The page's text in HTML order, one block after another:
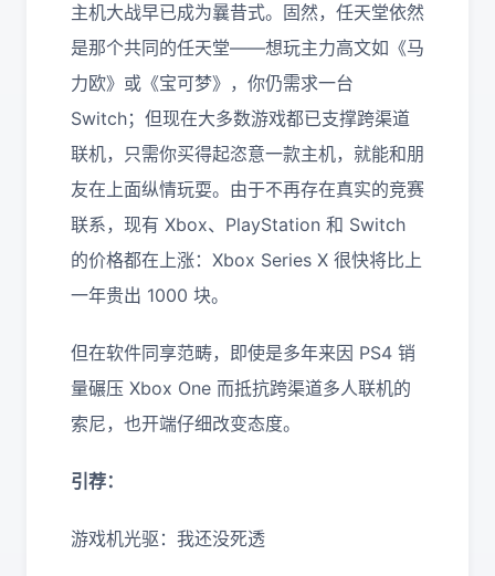
主机大战早已成为曩昔式。固然，任天堂依然
是那个共同的任天堂——想玩主力高文如《马
力欧》或《宝可梦》，你仍需求一台
Switch；但现在大多数游戏都已支撑跨渠道
联机，只需你买得起恣意一款主机，就能和朋
友在上面纵情玩耍。由于不再存在真实的竞赛
联系，现有 Xbox、PlayStation 和 Switch
的价格都在上涨：Xbox Series X 很快将比上
一年贵出 1000 块。
但在软件同享范畴，即使是多年来因 PS4 销
量碾压 Xbox One 而抵抗跨渠道多人联机的
索尼，也开端仔细改变态度。
引荐：
游戏机光驱：我还没死透